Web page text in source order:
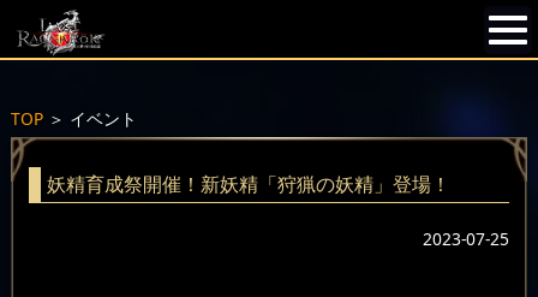
TOP＞ イベント
妖精育成祭開催！新妖精「狩猟の妖精」登場！
2023-07-25